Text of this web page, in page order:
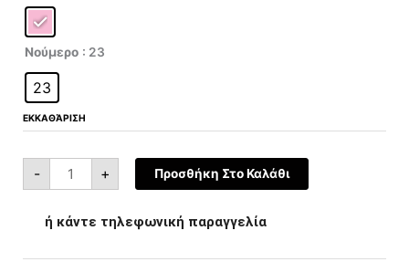
Νούμερο : 23
23
ΕΚΚΑΘΆΡΙΣΗ
-
ποσότητα
+ Προσθήκη Στο Καλάθι
ή κάντε τηλεφωνική παραγγελία